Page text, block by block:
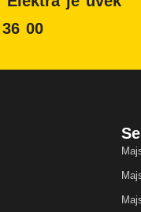
00